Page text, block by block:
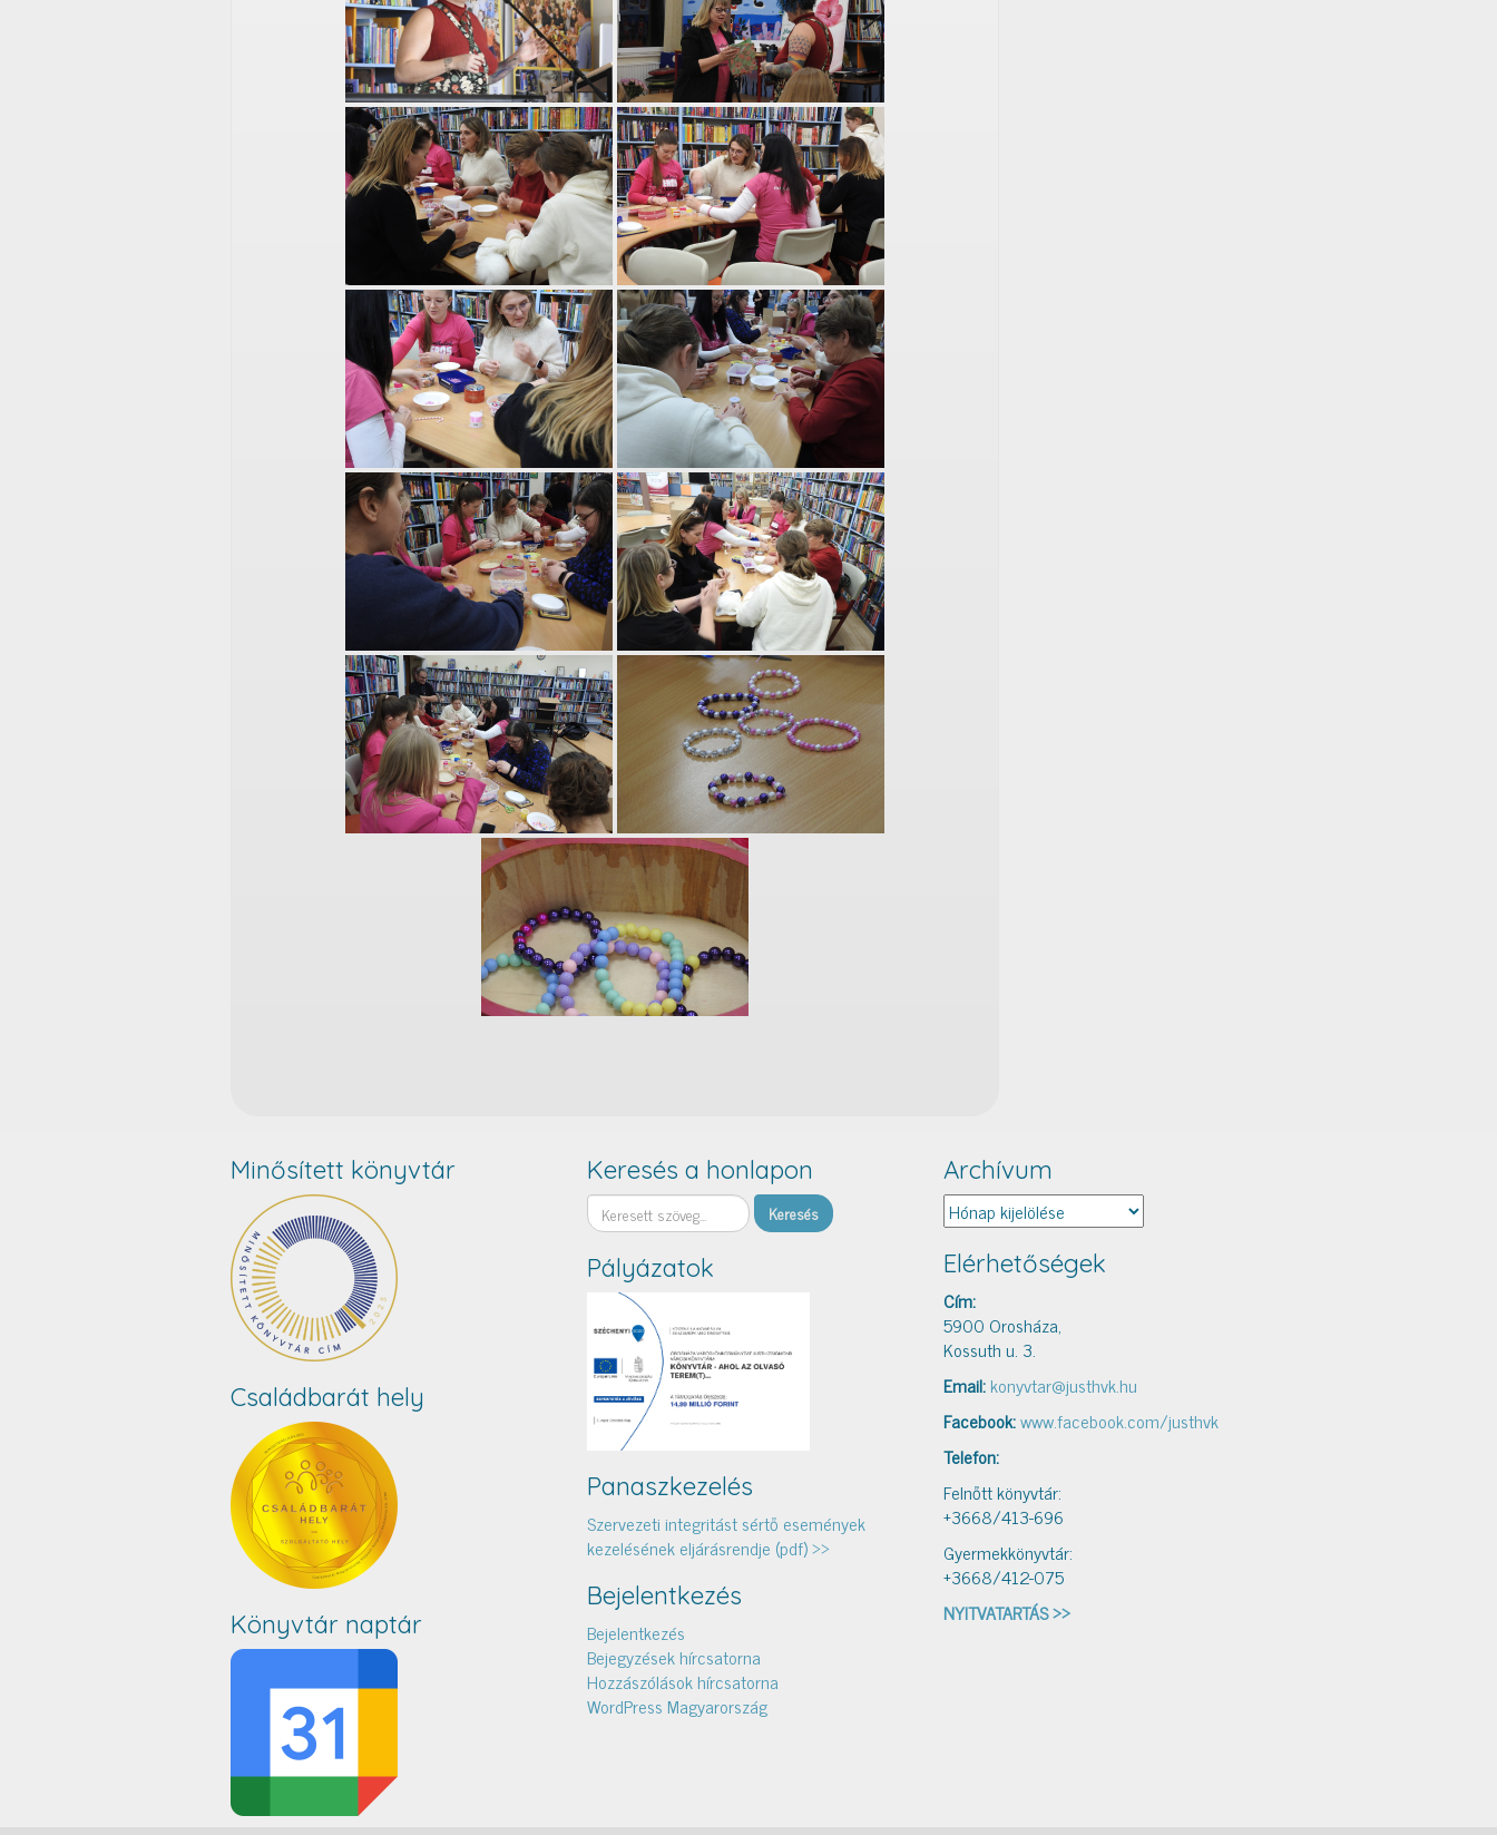
Minősített könyvtár
Családbarát hely
Könyvtár naptár
Keresés a honlapon
Keresés
Pályázatok
Panaszkezelés
Szervezeti integritást sértő események
kezelésének eljárásrendje (pdf) >>
Bejelentkezés
Bejelentkezés
Bejegyzések hírcsatorna
Hozzászólások hírcsatorna
WordPress Magyarország
Archívum
Archívum
Elérhetőségek
Cím:
5900 Orosháza,
Kossuth u. 3.
Email:konyvtar@justhvk.hu
Facebook:www.facebook.com/justhvk
Telefon:
Felnőtt könyvtár:
+3668/413-696
Gyermekkönyvtár:
+3668/412-075
NYITVATARTÁS >>